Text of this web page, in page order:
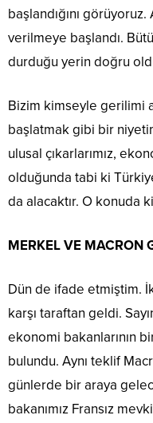
başlandığını
verilmeye başlandı.
durduğu yerin doğru
Bizim kimseyle gerilimi
başlatmak gibi bir
ulusal çıkarlarımız,
olduğunda tabi ki
da alacaktır. O konuda
MERKEL VE MACRON
Dün de ifade etmiştim.
karşı taraftan geldi.
ekonomi bakanlarının
bulundu. Aynı teklif
günlerde bir araya
bakanımız Fransız